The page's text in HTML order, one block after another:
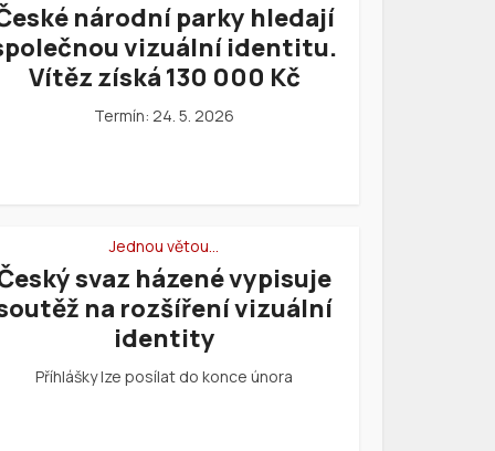
národní parky hledají
vizuální identitu.
Vítěz získá 130 000 Kč
Termín: 24. 5. 2026
Jednou větou…
svaz házené vypisuje
na rozšíření vizuální
identity
Příhlášky lze posílat do konce února